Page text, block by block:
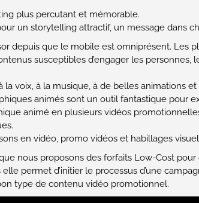
plus percutant et mémorable.
un storytelling attractif, un message dans
depuis que le mobile est omniprésent. Les
susceptibles d’engager les
voix, à la musique, à de belles animations
animés sont un outil fantastique pour
animé en plusieurs vidéos
en vidéo, promo vidéos et habillages
nous proposons des forfaits Low-Cost
permet d’initier le processus d’une
type de contenu vidéo promotionnel.